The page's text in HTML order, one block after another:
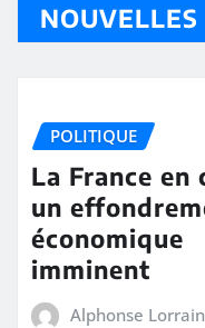
NOUVELLES
POLITIQUE
La France en
un
économique
imminent
Alphonse Lorrain